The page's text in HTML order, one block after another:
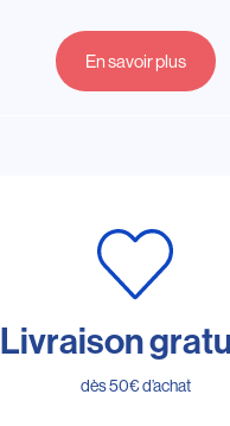
En savoir plus
Livraison
dès 50€ d’achat